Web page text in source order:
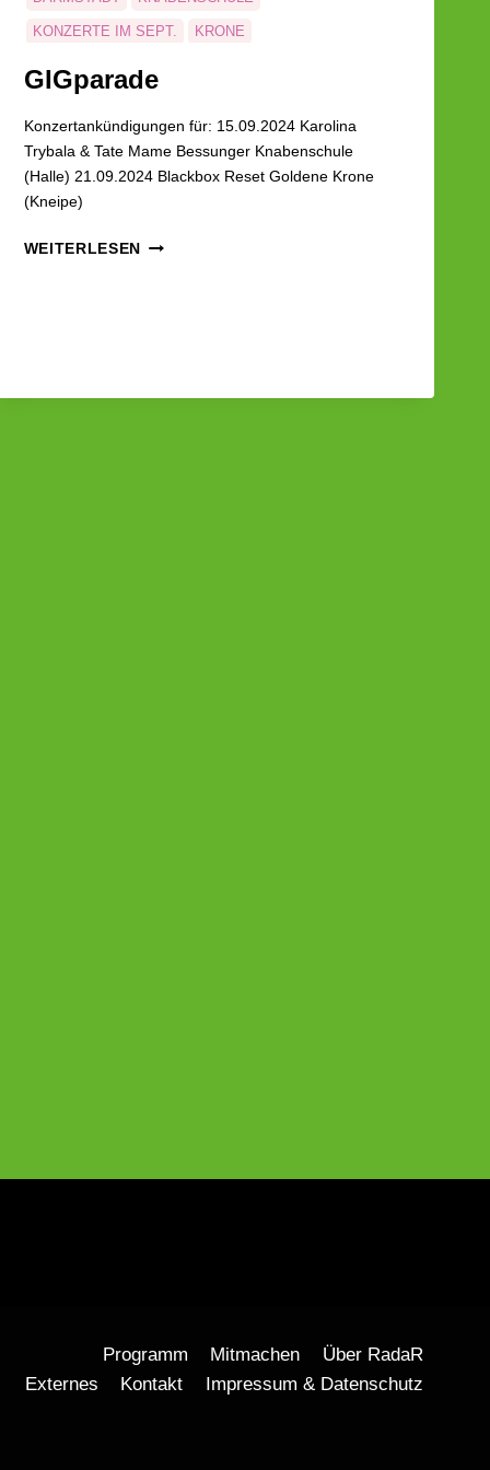
KONZERTE IM SEPT. KRONE
GIGparade
Konzertankündigungen für: 15.09.2024 Karolina
Trybala & Tate Mame Bessunger Knabenschule
(Halle) 21.09.2024 Blackbox Reset Goldene Krone
(Kneipe)
WEITERLESEN GIGPARADE
Programm Mitmachen
Über RadaR
Externes
Kontakt Impressum & Datenschutz